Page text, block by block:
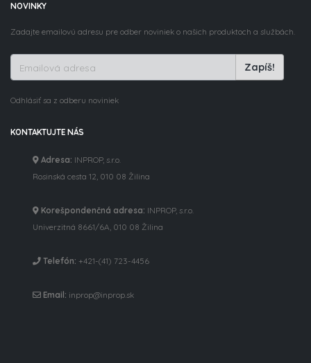
NOVINKY
Zadajte emailovú adresu pre odber noviniek o našich produktoch a službách.
Zapíš!
Odhlásiť sa z odberu noviniek
KONTAKTUJTE NÁS
Adresa: INPROP, s.r.o.
Rosinská cesta 12, 010 08 Žilina
Korešpondenčná adresa: INPROP, s.r.o.
Univerzitná 8661/6A, 010 08 Žilina
Telefón: +421-(41) 723-4456
Email: inprop@inprop.sk